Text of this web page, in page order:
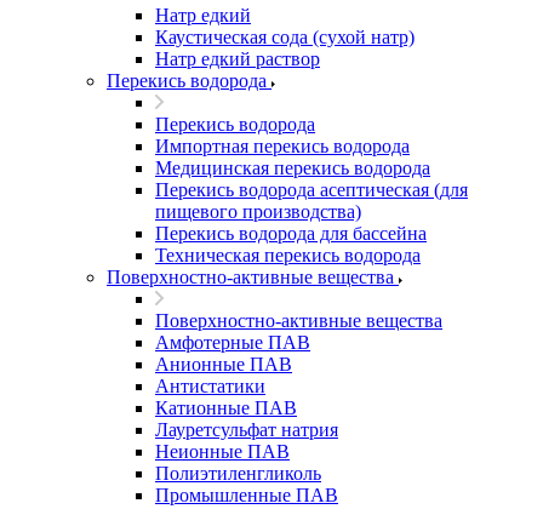
Натр едкий
Каустическая сода (сухой натр)
Натр едкий раствор
Перекись водорода
Перекись водорода
Импортная перекись водорода
Медицинская перекись водорода
Перекись водорода асептическая (для
пищевого производства)
Перекись водорода для бассейна
Техническая перекись водорода
Поверхностно-активные вещества
Поверхностно-активные вещества
Амфотерные ПАВ
Анионные ПАВ
Антистатики
Катионные ПАВ
Лауретсульфат натрия
Неионные ПАВ
Полиэтиленгликоль
Промышленные ПАВ